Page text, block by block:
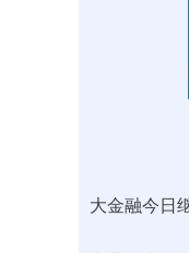
大金融今日